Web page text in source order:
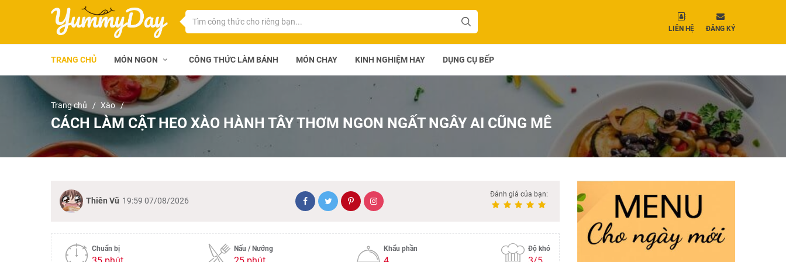
LIÊN HỆ ĐĂNG KÝ
TRANG CHỦ MÓN NGON CÔNG THỨC LÀM BÁNH MÓN CHAY KINH NGHIỆM HAY DỤNG CỤ BẾP
Trang chủ Xào
CÁCH LÀM CẬT HEO XÀO HÀNH TÂY THƠM NGON NGẤT NGÂY AI CŨNG MÊ
Thiên Vũ 19:59 07/08/2026
Đánh giá của bạn:
Chuẩn bị Nấu / Nướng Khẩu phần Độ khó